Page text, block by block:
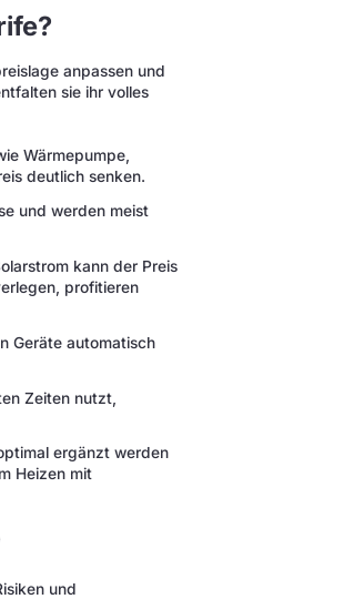
anpassen und
sie ihr volles
Wärmepumpe,
deutlich senken.
und werden meist
kann der Preis
profitieren
Geräte automatisch
Zeiten nutzt,
ergänzt werden
Heizen mit
und